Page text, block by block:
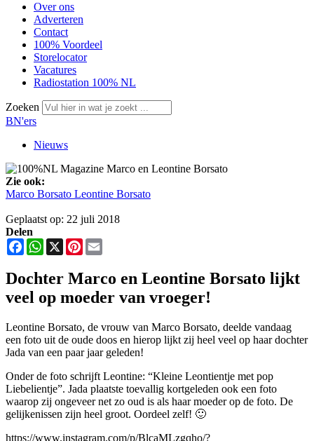
Over ons
Adverteren
Contact
100% Voordeel
Storelocator
Vacatures
Radiostation 100% NL
Zoeken
BN'ers
Nieuws
Zie ook:
Marco Borsato Leontine Borsato
Geplaatst op: 22 juli 2018
Delen
FacebookWhatsApp
X Pinterest
Dochter Marco en Leontine Borsato lijkt
veel op moeder van vroeger!
Leontine Borsato, de vrouw van Marco Borsato, deelde vandaag
een foto uit de oude doos en hierop lijkt zij heel veel op haar dochter
Jada van een paar jaar geleden!
Onder de foto schrijft Leontine: “Kleine Leontientje met pop
Liebelientje”. Jada plaatste toevallig kortgeleden ook een foto
waarop zij ongeveer net zo oud is als haar moeder op de foto. De
gelijkenissen zijn heel groot. Oordeel zelf! 🙂
https://www.instagram.com/p/BlcaMLzgqho/?